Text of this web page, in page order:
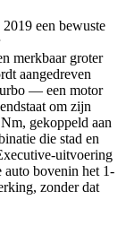
een bewuste
merkbaar groter
aangedreven
— een motor
om zijn
gekoppeld aan
die stad en
uitvoering
auto bovenin het 1-
zonder dat